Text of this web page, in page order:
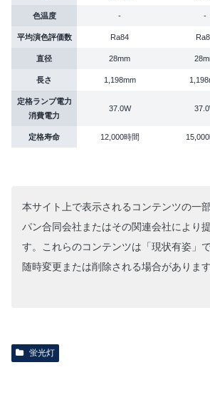
色温度 - -
平均演色評価数 Ra84
直径 28mm
長さ 1,198mm
定格ランプ電力
消費電力
37.0W
定格寿命 12,000時間
本サイト上で表示されるコンテンツの一
パン合同会社またはその関連会社により
す。これらのコンテンツは「現状有姿」
随時変更または削除される場合があります
蛍光灯